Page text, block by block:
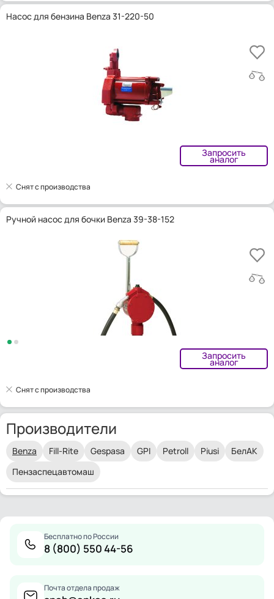
Насос для бензина Benza 31-220-50
Запросить
аналог
Снят с производства
Ручной насос для бочки Benza 39-38-152
Запросить
аналог
Снят с производства
Производители
Benza Fill-Rite Gespasa GPI Petroll Piusi
БелАК
Пензаспецавтомаш
Бесплатно по России
8 (800) 550 44-56
Почта отдела продаж